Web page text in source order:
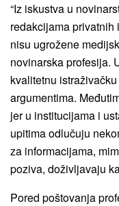
“Iz iskustva u
redakcijama
nisu ugrožene
novinarska profesija.
kvalitetnu
argumentima.
jer u institucijama i
upitima odlučuju
za informacijama,
poziva, doživljavaju
Pored poštovanja